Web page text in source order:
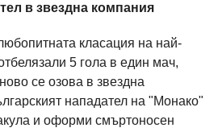
в звездна компания
класация на най-
5 гола в един мач,
се озова в звездна
нападател на "Монако"
и оформи смъртоносен